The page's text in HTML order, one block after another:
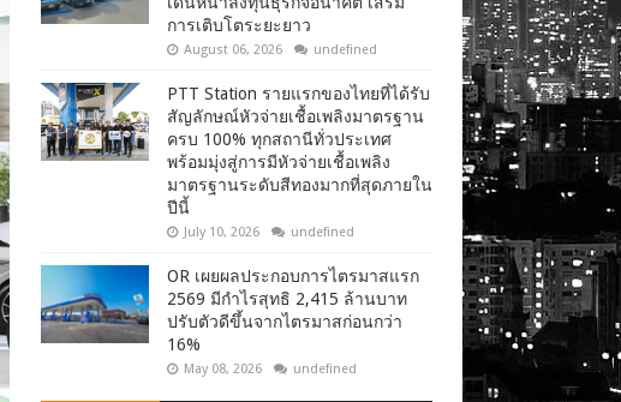
การเติบโตระยะยาว
August 06, 2026 undefined
PTT Station รายแรกของไทยที่ได้รับ
สัญลักษณ์หัวจ่ายเชื้อเพลิงมาตรฐาน
ครบ 100% ทุกสถานีทั่วประเทศ
พร้อมมุ่งสู่การมีหัวจ่ายเชื้อเพลิง
มาตรฐานระดับสีทองมากที่สุดภายใน
ปีนี้
July 10, 2026 undefined
OR เผยผลประกอบการไตรมาสแรก
2569 มีกำไรสุทธิ 2,415 ล้านบาท
ปรับตัวดีขึ้นจากไตรมาสก่อนกว่า
16%
May 08, 2026 undefined